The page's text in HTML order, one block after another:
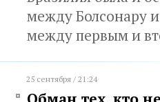
между Болсонару
между первым и
25 сентября / 21:24